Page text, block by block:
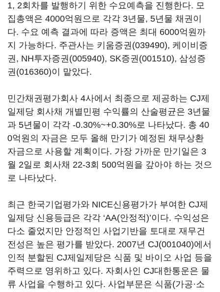
1, 2회차를 발행하기 위한 수요예측을 진행한다. 모
집총액은 4000억원으로 각각 3년물, 5년물 채권이
다. 수요 예측 결과에 따라 증액은 최대 6000억원까
지 가능하다. 주관사는 키움증권(039490), 케이비증
권, NH투자증권(005940), SK증권(001510), 삼성증
권(016360)이 맡았다.
민간채권평가회사 4사에서 최종으로 제공하는 CJ제
일제당 회사채 개별민평 수익률의 산술평균은 3년물
과 5년물이 각각 -0.30%~+0.30%로 나타났다. 총 40
0억원의 자금은 모두 올해 만기가 예정된 채무상환
자금으로 사용할 계획이다. 가장 가까운 만기일은 3
월 2일로 회사채 22-3회 500억원을 갚아야 하는 것으
로 나타났다.
최근 한국기업평가와 NICE신용평가가 부여한 CJ제
일제당 신용등급은 각각 ‘AA(안정적)’이다. 수익성은
다소 줄었지만 안정적인 사업기반을 토대로 재무건
전성은 높은 평가를 받았다. 2007년 CJ(001040)에서
인적 분할된 CJ제일제당은 식품 및 바이오 사업 등을
주력으로 영위하고 있다. 자회사인 CJ대한통운은 물
류 사업을 수행하고 있다. 사업부문은 식품(가공·소